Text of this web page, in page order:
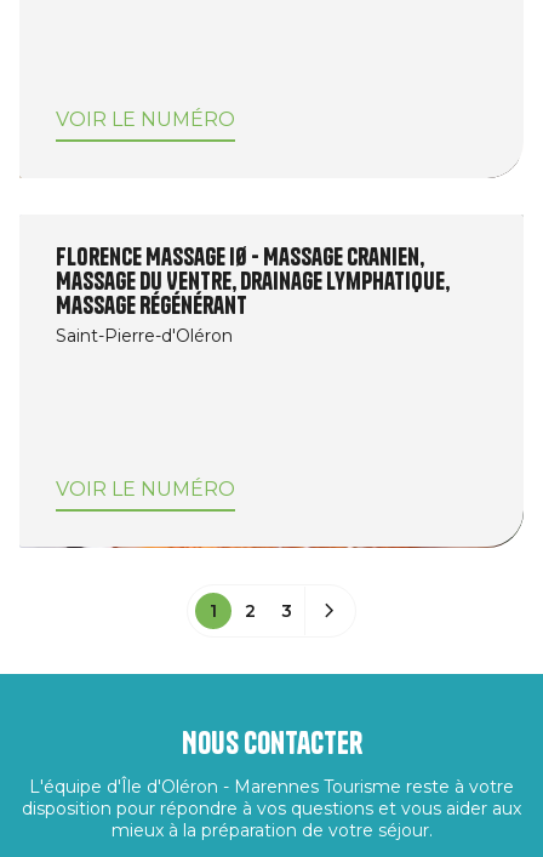
VOIR LE NUMÉRO
Florence Massage Iø - Massage Cranien,
Massage du Ventre, Drainage Lymphatique,
Massage Régénérant
Saint-Pierre-d'Oléron
VOIR LE NUMÉRO
1 2 3
Nous contacter
L'équipe d'Île d'Oléron - Marennes Tourisme reste à votre
disposition pour répondre à vos questions et vous aider aux
mieux à la préparation de votre séjour.